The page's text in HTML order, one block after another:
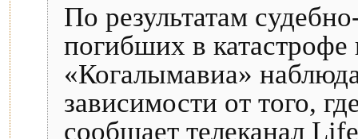
По результатам
погибших в
«Когалымавиа»
зависимости от того,
сообщает телеканал